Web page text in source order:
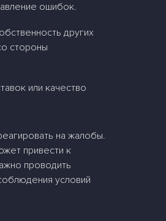
ошибок.
других
стороны
или качество
на жалобы.
привести к
проводить
условий